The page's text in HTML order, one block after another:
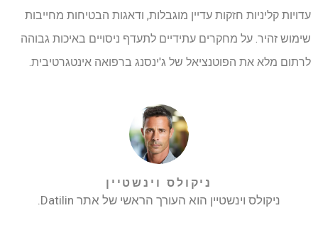
עדויות קליניות חזקות עדיין מוגבלות, ודאגות הבטיחות מחייבות
שימוש זהיר. על מחקרים עתידיים לתעדף ניסויים באיכות גבוהה
לרתום מלא את הפוטנציאל של ג'ינסנג ברפואה אינטגרטיבית.
ניקולס וינשטיין
ניקולס וינשטיין הוא העורך הראשי של אתר Datilin.